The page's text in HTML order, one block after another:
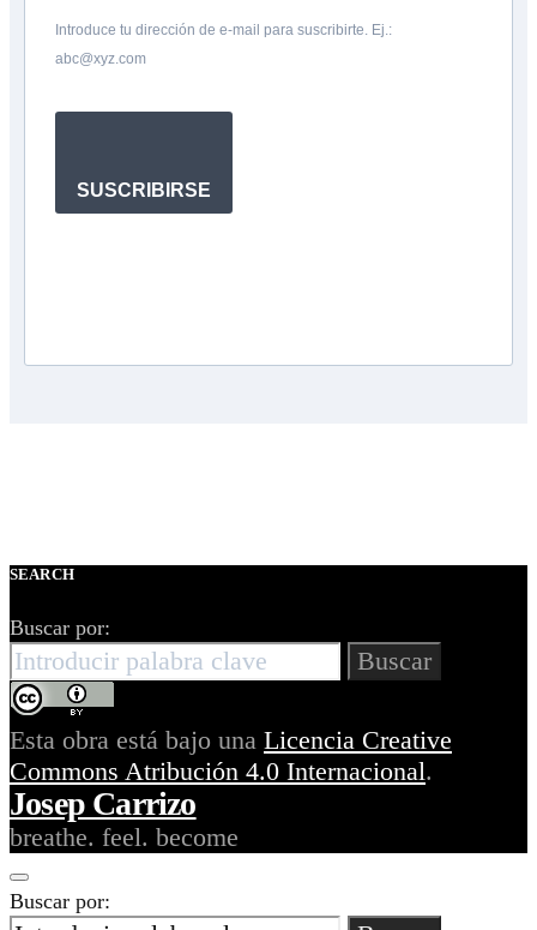
Introduce tu dirección de e-mail para suscribirte. Ej.:
abc@xyz.com
SUSCRIBIRSE
SEARCH
Buscar por:
Buscar
Esta obra está bajo una Licencia Creative
Commons Atribución 4.0 Internacional.
Josep Carrizo
breathe. feel. become
Buscar por: